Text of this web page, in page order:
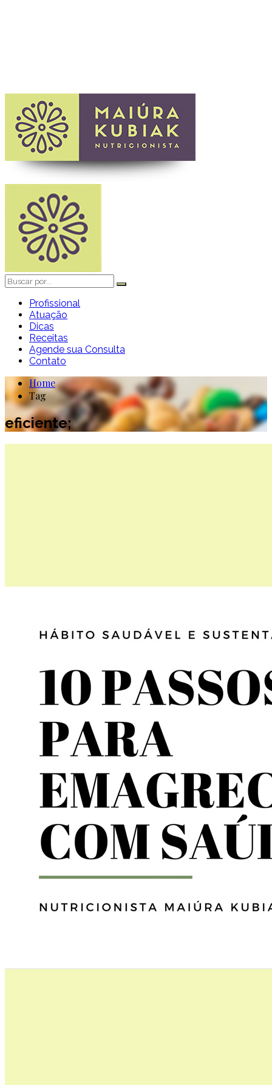
Profissional
Atuação
Dicas
Receitas
Agende sua Consulta
Contato
Home
Tag
eficiente;